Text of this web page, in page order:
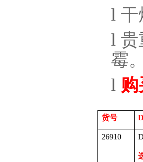
l 干
l 贵
霉
l
货号
26910